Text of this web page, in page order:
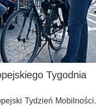
Tygodnia
Tydzień Mobilności.